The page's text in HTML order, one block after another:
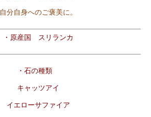
自分自身へのご褒美に。
・原産国 スリランカ
・石の種類
キャッツアイ
イエローサファイア